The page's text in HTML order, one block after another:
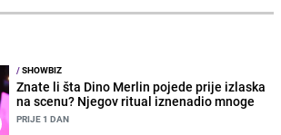
/SHOWBIZ
Znate li šta Dino Merlin pojede prije izlaska
na scenu? Njegov ritual iznenadio mnoge
PRIJE 1 DAN